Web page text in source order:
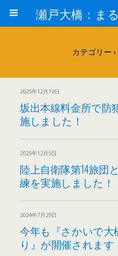
カテゴリー ›
2025年12月10日
坂出本線料金所で防
施しました！
2025年12月5日
陸上自衛隊第14旅団
練を実施しました！
2024年7月29日
今年も『さかいで大
り』が開催されます